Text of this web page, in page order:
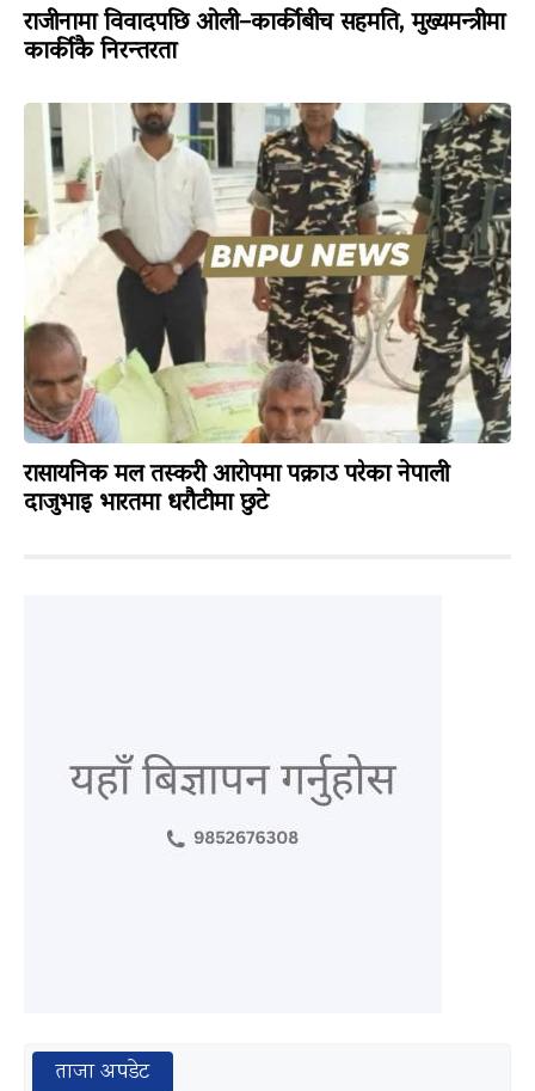
राजीनामा विवादपछि ओली–कार्कीबीच सहमति, मुख्यमन्त्रीमा
कार्कीकै निरन्तरता
रासायनिक मल तस्करी आरोपमा पक्राउ परेका नेपाली
दाजुभाइ भारतमा धरौटीमा छुटे
ताजा अपडेट